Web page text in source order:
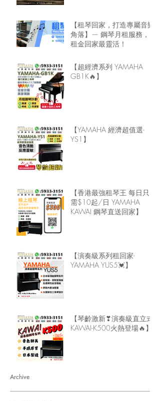
【租琴回家，打造專屬音樂
角落】— 鋼琴月租服務，
租金回家最靈活！
【超經濟系列 YAMAHA
GB1K🔥】
【YAMAHA 經濟超值選-
YS1】
【香港最強租琴王 每日只
需$10起/日 YAMAHA
KAWAI 鋼琴直送回家】
【演奏級系列租回家-
YAMAHA YUS5💓】
【琴齡激新❣演奏級直立式
KAWAI-K500火熱登場🔥】
Archive